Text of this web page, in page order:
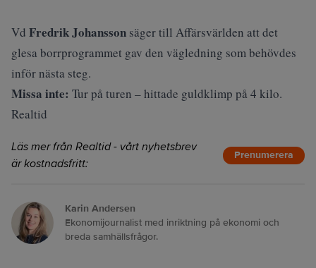
Vd Fredrik Johansson säger till Affärsvärlden att det
glesa borrprogrammet gav den vägledning som behövdes
inför nästa steg.
Missa inte: Tur på turen – hittade guldklimp på 4 kilo.
Realtid
Läs mer från Realtid - vårt nyhetsbrev
är kostnadsfritt:
Prenumerera
Karin Andersen
Ekonomijournalist med inriktning på ekonomi och
breda samhällsfrågor.